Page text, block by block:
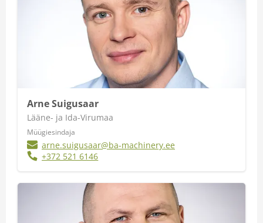
Arne Suigusaar
Lääne- ja Ida-Virumaa
Müügiesindaja
arne.suigusaar@ba-machinery.ee
+372 521 6146